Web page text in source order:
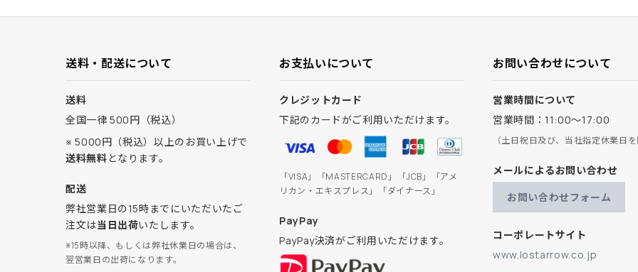
送料・配送について
送料
全国一律 500円（税込）
※ 5000円（税込）以上のお買い上げで
送料無料となります。
配送
弊社営業日の15時までにいただいたご
注文は当日出荷いたします。
※15時以降、もしくは弊社休業日の場合は、
翌営業日の出荷になります。
お支払いについて
クレジットカード
下記のカードがご利用いただけます。
「VISA」「MASTERCARD」「JCB」「アメ
リカン・エキスプレス」「ダイナース」
PayPay
PayPay決済がご利用いただけます。
お問い合わせについて
営業時間について
営業時間：11:00～17:00
（土日祝日及び、当社指定休業日
メールによるお問い合わせ
お問い合わせフォーム
コーポレートサイト
www.lostarrow.co.jp